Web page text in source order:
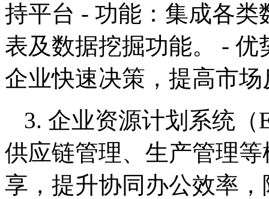
持平台 - 功能：集成各
表及数据挖掘功能。 -
企业快速决策，提高市
3. 企业资源计划系统（
供应链管理、生产管理
享，提升协同办公效率